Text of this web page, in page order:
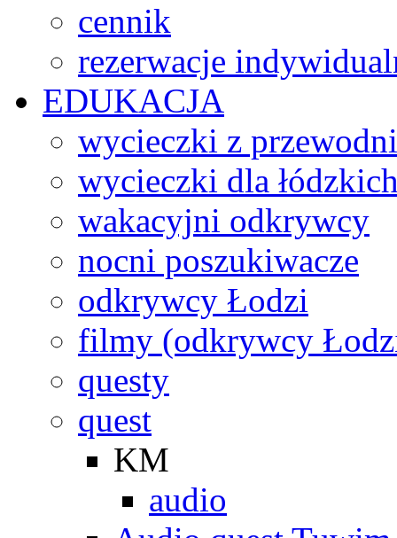
cennik
rezerwacje
EDUKACJA
wycieczki z
wycieczki dla
wakacyjni odkrywcy
nocni poszukiwacze
odkrywcy Łodzi
filmy (odkrywcy
questy
quest
KM
audio